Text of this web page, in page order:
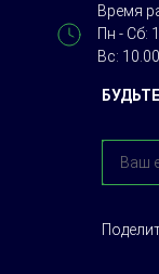
Время
Пн - Сб:
Вс: